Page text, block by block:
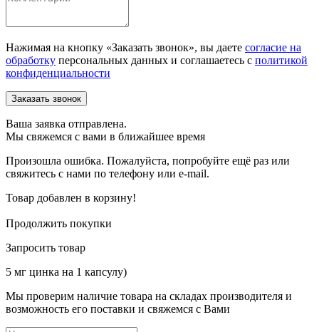
Нажимая на кнопку «Заказать звонок», вы даете согласие на
обработку персональных данных и соглашаетесь c политикой
конфиденциальности
Ваша заявка отправлена.
Мы свяжемся с вами в ближайшее время
Произошла ошибка. Пожалуйста, попробуйте ещё раз или
свяжитесь с нами по телефону или e-mail.
Товар добавлен в корзину!
Продолжить покупки
Запросить товар
5 мг цинка на 1 капсулу)
Мы проверим наличие товара на складах производителя и
возможность его поставки и свяжемся с Вами